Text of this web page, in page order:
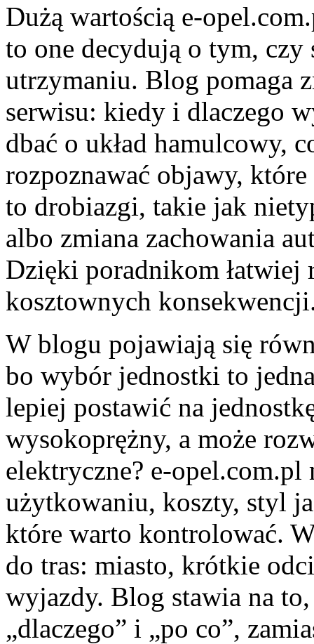
Dużą wartością e-
to one decydują o tym,
utrzymaniu. Blog pomaga
serwisu: kiedy i dlaczego
dbać o układ hamulcowy,
rozpoznawać objawy,
to drobiazgi, takie jak
albo zmiana zachowania
Dzięki poradnikom łatwiej
kosztownych
W blogu pojawiają się
bo wybór jednostki to
lepiej postawić na
wysokoprężny, a może
elektryczne? e-opel.com.pl
użytkowaniu, koszty, styl
które warto kontrolować.
do tras: miasto, krótkie
wyjazdy. Blog stawia na
„dlaczego” i „po co”,